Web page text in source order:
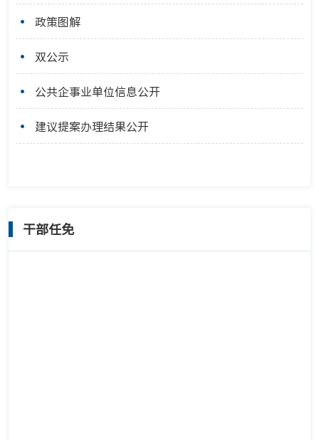
政策图解
双公示
公共企事业单位信息公开
建议提案办理结果公开
干部任免